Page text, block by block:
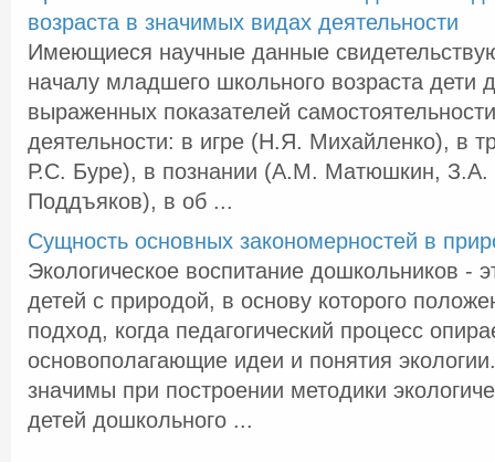
возраста в значимых видах деятельности
Имеющиеся научные данные
началу младшего школьного возраста дети
выраженных показателей
деятельности: в игре (Н.Я. Михайленко), в
Р.С. Буре), в познании (А.М. Матюшкин,
Поддъяков), в об ...
Сущность основных закономерностей в
Экологическое воспитание дошкольников -
детей с природой, в основу которого
подход, когда педагогический процесс
основополагающие идеи и понятия
значимы при построении методики
детей дошкольного ...